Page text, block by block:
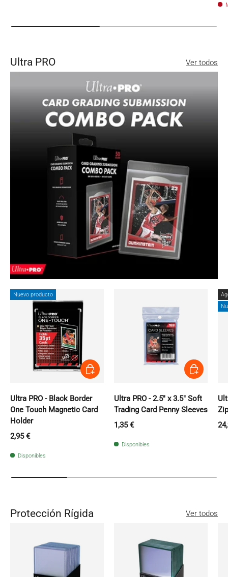
Ultra PRO Ver todos
Nuevo producto
Ultra PRO - Black Border
One Touch Magnetic Card
Holder
Precio normal
2,95 €
Disponibles
Añadir al carrito
Ultra PRO - 2.5" x 3.5" Soft
Trading Card Penny Sleeves
Precio normal
1,35 €
Disponibles
Añadir al
Protección Rígida Ver todos